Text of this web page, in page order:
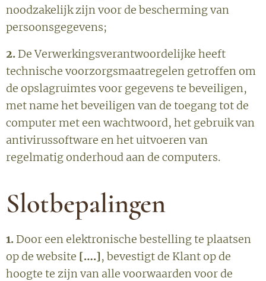
noodzakelijk zijn voor de bescherming van
persoonsgegevens;
2. De Verwerkingsverantwoordelijke heeft
technische voorzorgsmaatregelen getroffen om
de opslagruimtes voor gegevens te beveiligen,
met name het beveiligen van de toegang tot de
computer met een wachtwoord, het gebruik van
antivirussoftware en het uitvoeren van
regelmatig onderhoud aan de computers.
Slotbepalingen
1. Door een elektronische bestelling te plaatsen
op de website [….], bevestigt de Klant op de
hoogte te zijn van alle voorwaarden voor de